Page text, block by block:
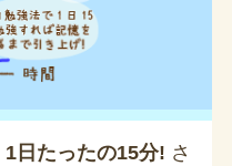
1日たったの15分! さ